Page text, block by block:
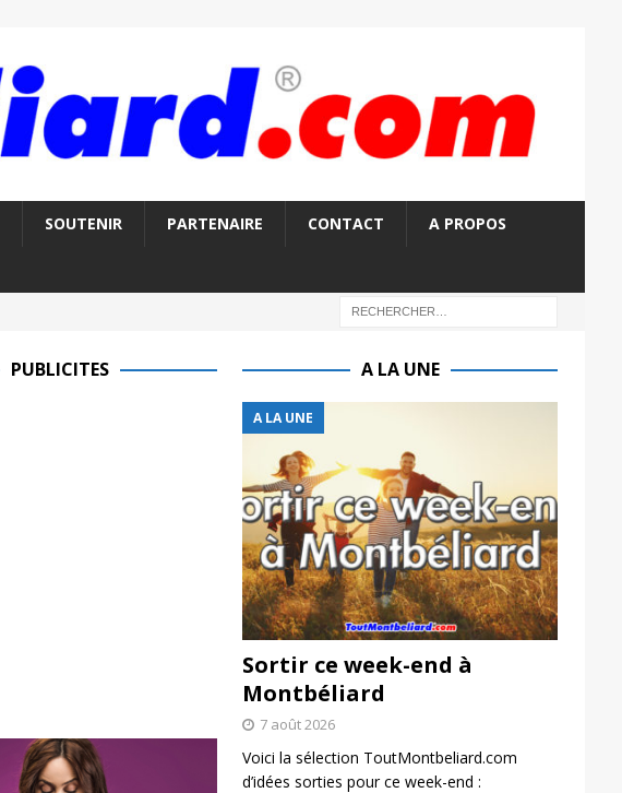
SOUTENIR PARTENAIRE CONTACT A PROPOS
PUBLICITES A LA UNE
A LA UNE
Sortir ce week-end à
Montbéliard
7 août 2026
Voici la sélection ToutMontbeliard.com
d’idées sorties pour ce week-end :